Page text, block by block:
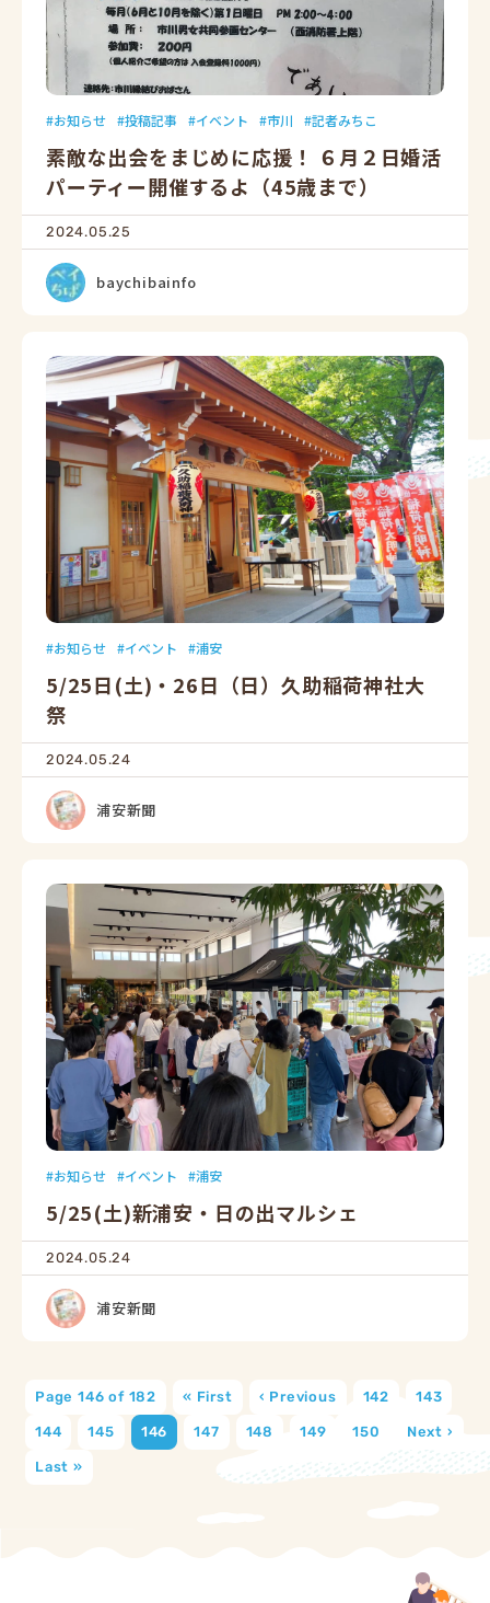
お知らせ 投稿記事 イベント 市川 記者みちこ
素敵な出会をまじめに応援！ ６月２日婚活
パーティー開催するよ（45歳まで）
2024.05.25
baychibainfo
お知らせ イベント 浦安
5/25日(土)・26日（日）久助稲荷神社大
祭
2024.05.24
浦安新聞
お知らせ イベント 浦安
5/25(土)新浦安・日の出マルシェ
2024.05.24
浦安新聞
Page 146 of 182 « First ‹ Previous 142 143
144 145 146 147 148 149 150 Next ›
Last »